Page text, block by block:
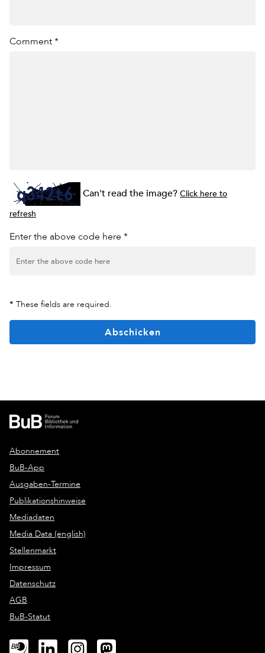
Comment *
Can't read the image?Click here to
refresh
Enter the above code here *
* These fields are required.
Abschicken
Abonnement
BuB-App
Ausgaben-Termine
Publikationshinweise
Mediadaten
Media Data (english)
Stellenmarkt
Impressum
Datenschutz
AGB
BuB-Statut